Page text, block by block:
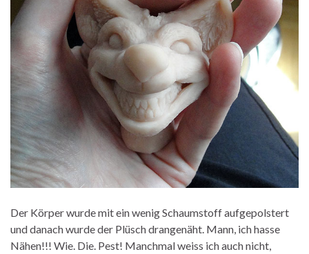
Der Körper wurde mit ein wenig Schaumstoff aufgepolstert
und danach wurde der Plüsch drangenäht. Mann, ich hasse
Nähen!!! Wie. Die. Pest! Manchmal weiss ich auch nicht,